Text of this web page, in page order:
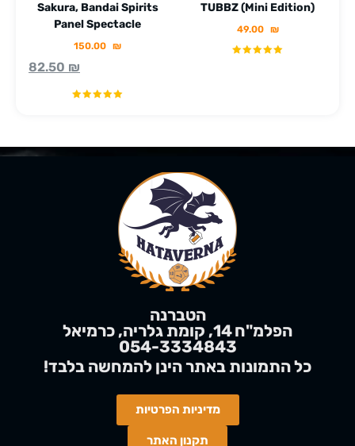
Sakura, Bandai Spirits
Panel Spectacle
150.00 ₪
82.50 ₪
TUBBZ (Mini Edition)
49.00 ₪
הטברנה
הפלמ"ח 14, קומת גלריה, כרמיאל
054-3334843
!כל התמונות באתר הינן להמחשה בלבד
מדיניות הפרטיות
תקנון האתר